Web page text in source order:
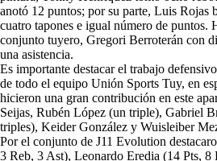
anotó 12 puntos; por su parte, Luis Rojas
cuatro tapones e igual número de puntos.
conjunto tuyero, Gregori Berroterán con
una asistencia.
Es importante destacar el trabajo
de todo el equipo Unión Sports Tuy, en
hicieron una gran contribución en este
Seijas, Rubén López (un triple), Gabriel
triples), Keider González y Wuisleiber
Por el conjunto de J11 Evolution
3 Reb, 3 Ast), Leonardo Eredia (14 Pts, 8